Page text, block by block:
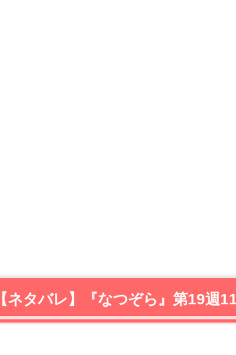
【ネタバレ】『なつぞら』第19週